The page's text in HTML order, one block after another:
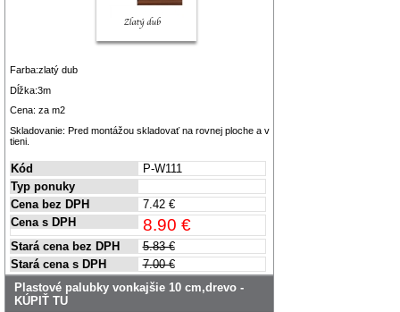
Farba:zlatý dub
Dĺžka:3m
Cena: za m2
Skladovanie: Pred montážou skladovať na rovnej ploche a v
tieni.
Kód
P-W111
Typ ponuky
Cena bez DPH
7.42 €
Cena s DPH
8.90 €
Stará cena bez DPH
5.83 €
Stará cena s DPH
7.00 €
Plastové palubky vonkajšie 10 cm,drevo -
KÚPIŤ TU